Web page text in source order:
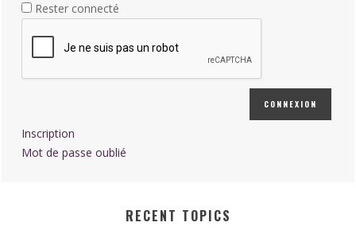
Rester connecté
CONNEXION
Inscription
Mot de passe oublié
RECENT TOPICS